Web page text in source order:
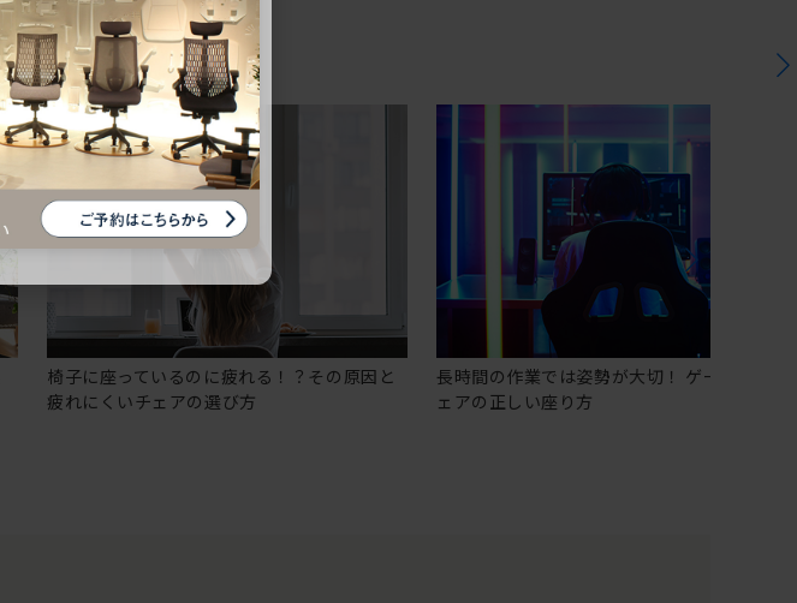
椅子に座っているのに疲れる！？その原因と
疲れにくいチェアの選び方
長時間の作業では姿勢が大切！ ゲーミングチ
ェアの正しい座り方